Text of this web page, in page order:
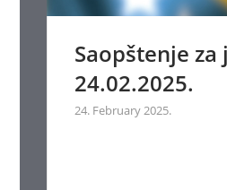
Saopštenje
24.02.2025.
24. February 2025.